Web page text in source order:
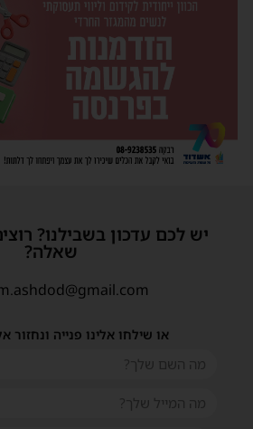
יש לכם עדכון בשבילנו?
שאלה?
או שילחו אלינו פנייה ונחזור